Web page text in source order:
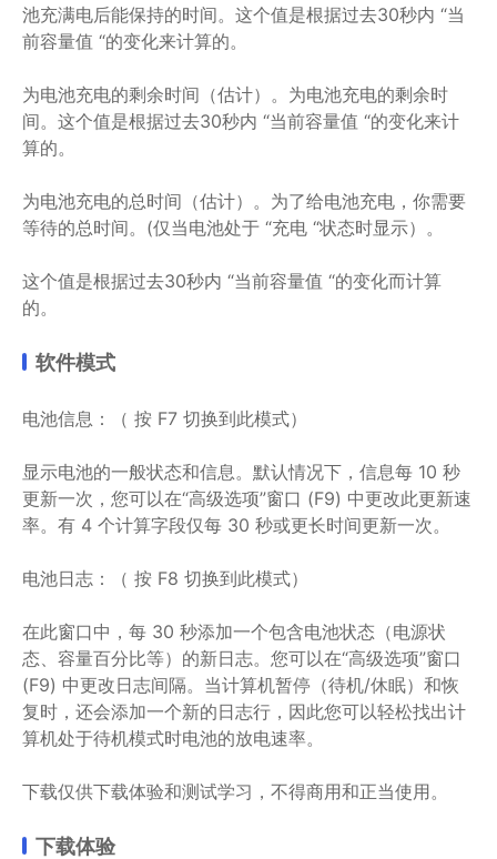
池充满电后能保持的时间。这个值是根据过去30秒内 “当
前容量值 “的变化来计算的。
为电池充电的剩余时间（估计）。为电池充电的剩余时
间。这个值是根据过去30秒内 “当前容量值 “的变化来计
算的。
为电池充电的总时间（估计）。为了给电池充电，你需要
等待的总时间。(仅当电池处于 “充电 “状态时显示）。
这个值是根据过去30秒内 “当前容量值 “的变化而计算
的。
软件模式
电池信息：（ 按 F7 切换到此模式）
显示电池的一般状态和信息。默认情况下，信息每 10 秒
更新一次，您可以在“高级选项”窗口 (F9) 中更改此更新速
率。有 4 个计算字段仅每 30 秒或更长时间更新一次。
电池日志：（ 按 F8 切换到此模式）
在此窗口中，每 30 秒添加一个包含电池状态（电源状
态、容量百分比等）的新日志。您可以在“高级选项”窗口
(F9) 中更改日志间隔。当计算机暂停（待机/休眠）和恢
复时，还会添加一个新的日志行，因此您可以轻松找出计
算机处于待机模式时电池的放电速率。
下载仅供下载体验和测试学习，不得商用和正当使用。
下载体验